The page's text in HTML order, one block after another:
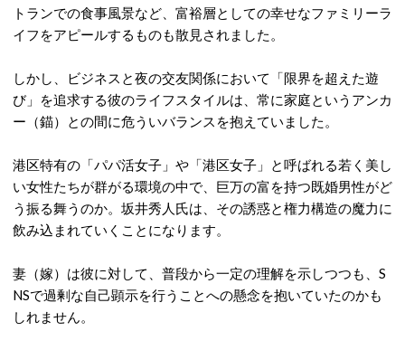
トランでの食事風景など、富裕層としての幸せなファミリーラ
イフをアピールするものも散見されました。
しかし、ビジネスと夜の交友関係において「限界を超えた遊
び」を追求する彼のライフスタイルは、常に家庭というアンカ
ー（錨）との間に危ういバランスを抱えていました。
港区特有の「パパ活女子」や「港区女子」と呼ばれる若く美し
い女性たちが群がる環境の中で、巨万の富を持つ既婚男性がど
う振る舞うのか。坂井秀人氏は、その誘惑と権力構造の魔力に
飲み込まれていくことになります。
妻（嫁）は彼に対して、普段から一定の理解を示しつつも、S
NSで過剰な自己顕示を行うことへの懸念を抱いていたのかも
しれません。